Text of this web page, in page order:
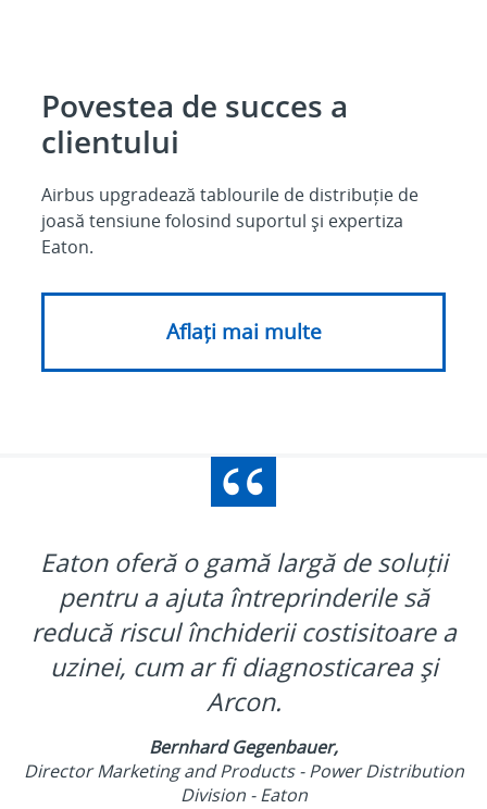
Povestea de succes a
clientului
Airbus upgradează tablourile de distribuție de
joasă tensiune folosind suportul și expertiza
Eaton.
Aflați mai multe
Eaton oferă o gamă largă de soluții
pentru a ajuta întreprinderile să
reducă riscul închiderii costisitoare a
uzinei, cum ar fi diagnosticarea și
Arcon.
Bernhard Gegenbauer,
Director Marketing and Products - Power Distribution
Division - Eaton